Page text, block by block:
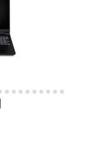
17 18 19 20 21 22 23 24 25